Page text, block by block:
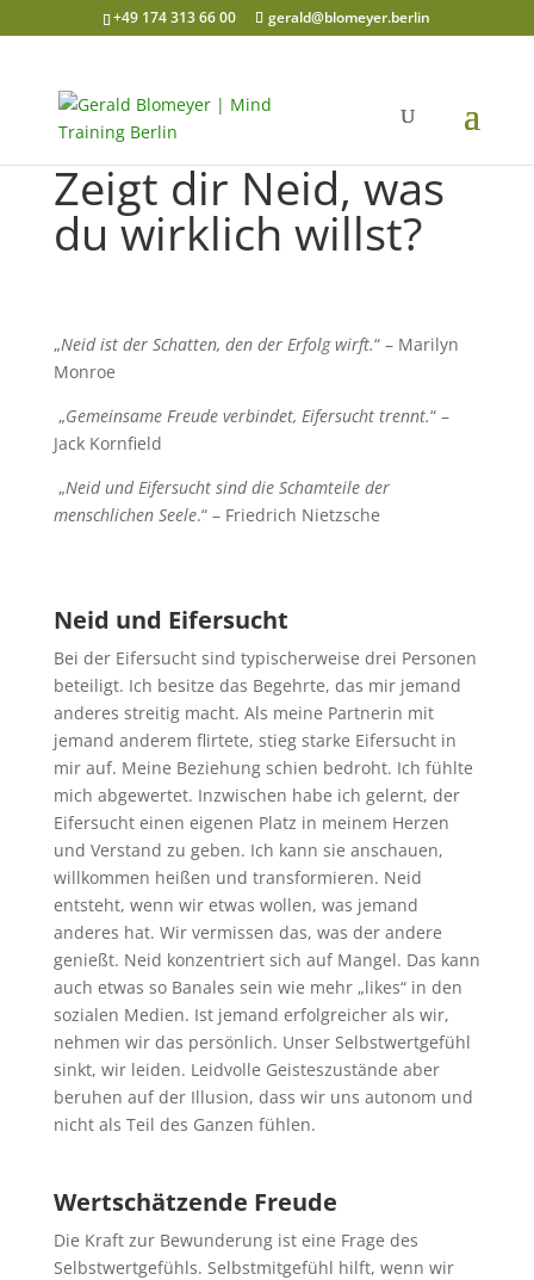
+49 174 313 66 00 gerald@blomeyer.berlin
Zeigt dir Neid, was
du wirklich willst?
„Neid ist der Schatten, den der Erfolg wirft.“ – Marilyn
Monroe
„Gemeinsame Freude verbindet, Eifersucht trennt.“ –
Jack Kornfield
„Neid und Eifersucht sind die Schamteile der
menschlichen Seele.“ – Friedrich Nietzsche
Neid und Eifersucht
Bei der Eifersucht sind typischerweise drei Personen
beteiligt. Ich besitze das Begehrte, das mir jemand
anderes streitig macht. Als meine Partnerin mit
jemand anderem flirtete, stieg starke Eifersucht in
mir auf. Meine Beziehung schien bedroht. Ich fühlte
mich abgewertet. Inzwischen habe ich gelernt, der
Eifersucht einen eigenen Platz in meinem Herzen
und Verstand zu geben. Ich kann sie anschauen,
willkommen heißen und transformieren. Neid
entsteht, wenn wir etwas wollen, was jemand
anderes hat. Wir vermissen das, was der andere
genießt. Neid konzentriert sich auf Mangel. Das kann
auch etwas so Banales sein wie mehr „likes“ in den
sozialen Medien. Ist jemand erfolgreicher als wir,
nehmen wir das persönlich. Unser Selbstwertgefühl
sinkt, wir leiden. Leidvolle Geisteszustände aber
beruhen auf der Illusion, dass wir uns autonom und
nicht als Teil des Ganzen fühlen.
Wertschätzende Freude
Die Kraft zur Bewunderung ist eine Frage des
Selbstwertgefühls. Selbstmitgefühl hilft, wenn wir